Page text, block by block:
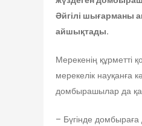
Әйгілі шығарманы
айшықтады.
Мерекенің құрметті
мерекелік науқанға
домбырашылар да
– Бүгінде